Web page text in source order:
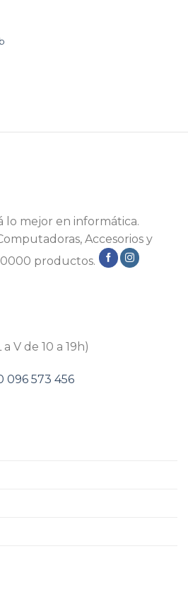
lo mejor en informática.
Accesorios y
productos.
V de 10 a 19h)
096 573 456